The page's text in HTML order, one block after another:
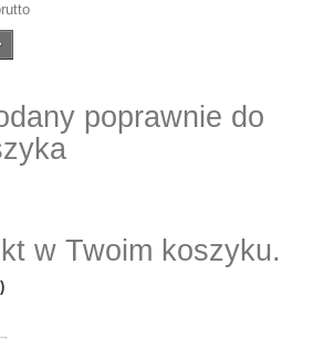
poprawnie do
w Twoim koszyku.